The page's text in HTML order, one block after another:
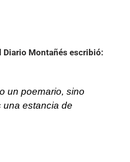
Diario Montañés escribió:
un poemario, sino
una estancia de